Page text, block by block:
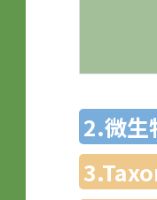
2.微生